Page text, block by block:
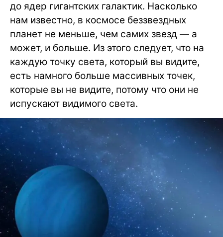
до ядер гигантских галактик. Насколько
нам известно, в космосе беззвездных
планет не меньше, чем самих звезд — а
может, и больше. Из этого следует, что на
каждую точку света, который вы видите,
есть намного больше массивных точек,
которые вы не видите, потому что они не
испускают видимого света.